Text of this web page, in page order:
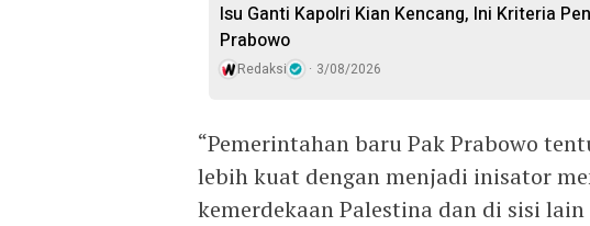
Isu Ganti Kapolri Kian Kencang, Ini Kriteria
Prabowo
Redaksi 3/08/2026
“Pemerintahan baru Pak Prabowo
lebih kuat dengan menjadi inisator
kemerdekaan Palestina dan di sisi